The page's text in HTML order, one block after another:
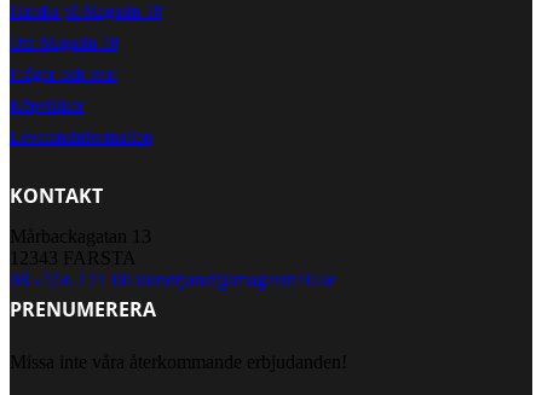
Handla på Magasin 10
Om Magasin 10
Frågor och svar
Köpvillkor
Leveransinformation
KONTAKT
Mårbackagatan 13
12343 FARSTA
08 - 556 171 00 kundtjanst@magasin10.se
PRENUMERERA
Missa inte våra återkommande erbjudanden!